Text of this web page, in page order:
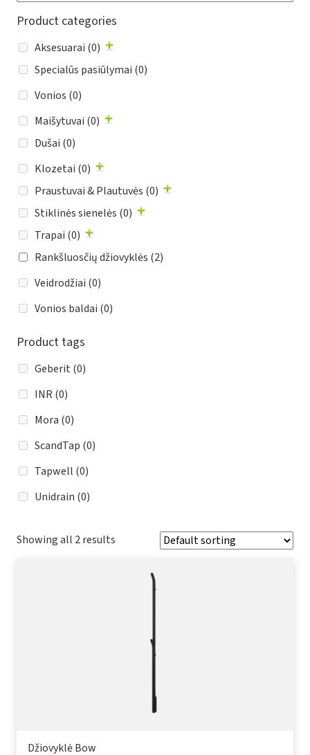
Product categories
Aksesuarai (0)
Specialūs pasiūlymai (0)
Vonios (0)
Maišytuvai (0)
Dušai (0)
Klozetai (0)
Praustuvai & Plautuvės (0)
Stiklinės sienelės (0)
Trapai (0)
Rankšluosčių džiovyklės (2)
Veidrodžiai (0)
Vonios baldai (0)
Product tags
Geberit (0)
INR(0)
Mora (0)
ScandTap (0)
Tapwell (0)
Unidrain (0)
Showing all 2 results
Džiovyklė Bow